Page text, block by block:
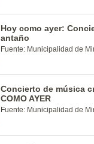
Hoy como ayer:
antaño
Fuente: Municipalidad de
Concierto de música
COMO AYER
Fuente: Municipalidad de